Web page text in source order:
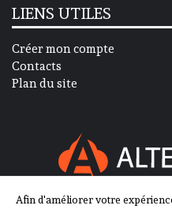
LIENS UTILES
Créer mon compte
Contacts
Plan du site
Afin d'améliorer votre